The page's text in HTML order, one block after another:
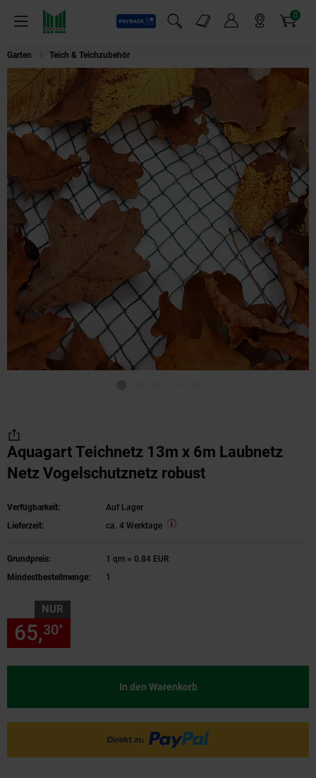
Menü
Payback
Suchfeld einblenden
Markt-Angebote 0
Artikel
Garten Teich & Teichzubehör
Aquagart Teichnetz 13m x 6m Laubnetz
Netz Vogelschutznetz robust
Verfügbarkeit:
Auf Lager
Lieferzeit:
ca. 4 Werktage
Grundpreis:
1 qm = 0.84 EUR
Mindestbestellmenge:
1
NUR
65,30*
In den Warenkorb